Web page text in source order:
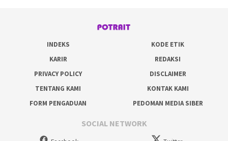
INDEKS
KODE ETIK
KARIR
REDAKSI
PRIVACY POLICY
DISCLAIMER
TENTANG KAMI
KONTAK KAMI
FORM PENGADUAN
PEDOMAN MEDIA SIBER
SOCIAL NETWORK